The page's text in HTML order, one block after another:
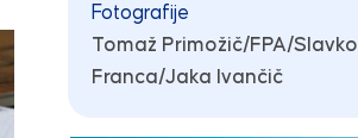
Fotografije
Tomaž Primožič/FPA/Slavko
Franca/Jaka Ivančič